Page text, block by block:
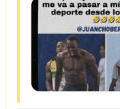
461.0-461.90